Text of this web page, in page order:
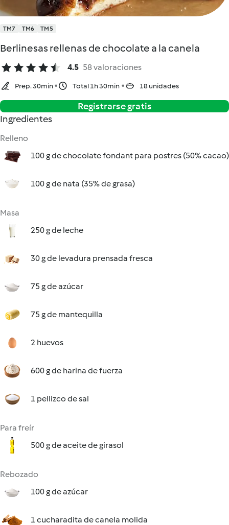
TM7 TM6 TM5
Berlinesas rellenas de chocolate a la canela
4.5 58 valoraciones
Prep. 30min Total 1h 30min 18 unidades
Registrarse gratis
Ingredientes
Relleno
100 g de chocolate fondant para postres (50% cacao)
100 g de nata (35% de grasa)
Masa
250 g de leche
30 g de levadura prensada fresca
75 g de azúcar
75 g de mantequilla
2 huevos
600 g de harina de fuerza
1 pellizco de sal
Para freír
500 g de aceite de girasol
Rebozado
100 g de azúcar
1 cucharadita de canela molida